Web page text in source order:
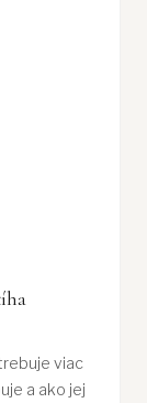
viac
a ako jej